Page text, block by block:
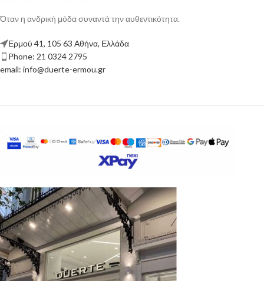
Όταν η ανδρική μόδα συναντά την αυθεντικότητα.
Ερμού 41, 105 63 Αθήνα, Ελλάδα
Phone: 21 0324 2795
email: info@duerte-ermou.gr